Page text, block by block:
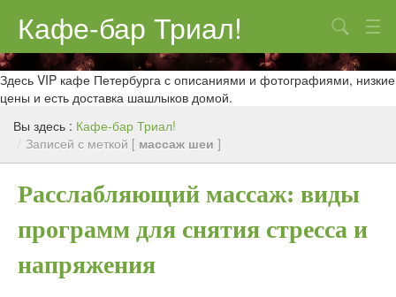
Кафе-бар Триал!
О нас
Меню
Контакты
Поиск
Здесь VIP кафе Петербурга с описаниями и фотографиями, низкие
цены и есть доставка шашлыков домой.
Вы здесь : Кафе-бар Триал!
/ Записей с меткой [ массаж шеи ]
Расслабляющий массаж: виды
программ для снятия стресса и
напряжения